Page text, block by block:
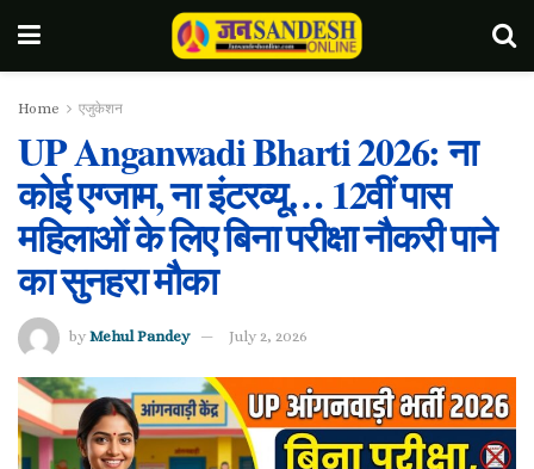
Home एजुकेशन
UP Anganwadi Bharti 2026: ना
कोई एग्जाम, ना इंटरव्यू… 12वीं पास
महिलाओं के लिए बिना परीक्षा नौकरी पाने
का सुनहरा मौका
by Mehul Pandey July 2, 2026